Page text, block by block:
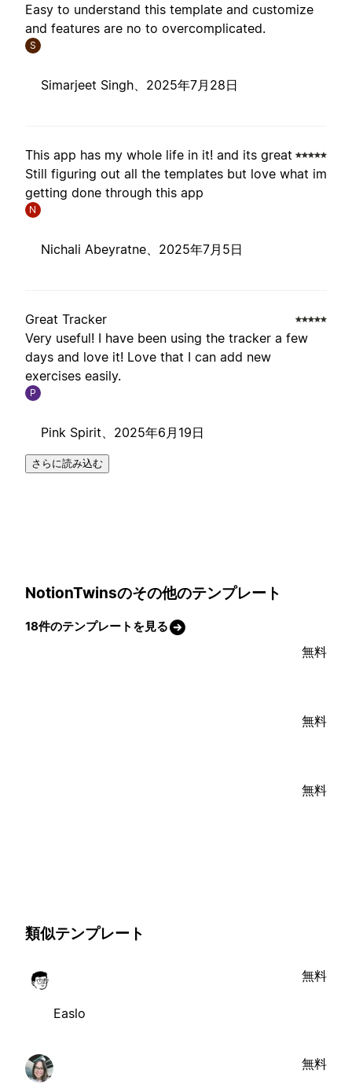
Easy to understand this template and customize
and features are no to overcomplicated.
S
Simarjeet Singh、 2025年7月28日
This app has my whole life in it! and its great
Still figuring out all the templates but love what im
getting done through this app
N
Nichali Abeyratne、 2025年7月5日
Great Tracker
Very useful! I have been using the tracker a few
days and love it! Love that I can add new
exercises easily.
P
Pink Spirit、 2025年6月19日
さらに読み込む
NotionTwinsのその他のテンプレート
18件のテンプレートを見る
無料
無料
無料
類似テンプレート
Easlo
無料
無料